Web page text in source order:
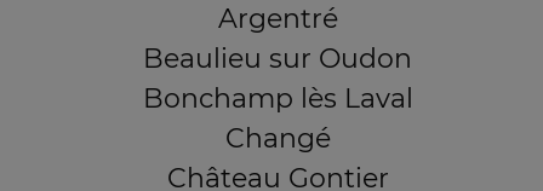
Argentré
Beaulieu sur Oudon
Bonchamp lès Laval
Changé
Château Gontier